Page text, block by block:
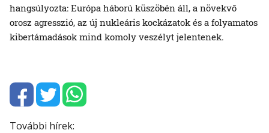
hangsúlyozta: Európa háború küszöbén áll, a növekvő
orosz agresszió, az új nukleáris kockázatok és a folyamatos
kibertámadások mind komoly veszélyt jelentenek.
További hírek: